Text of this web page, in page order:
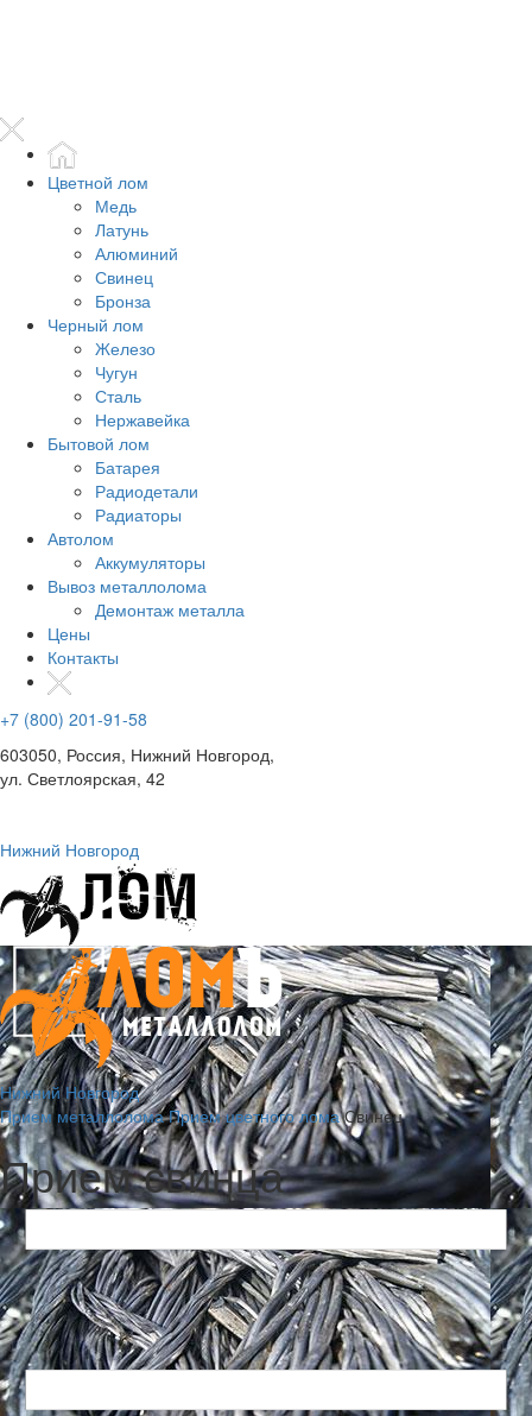
Цветной лом
Медь
Латунь
Алюминий
Свинец
Бронза
Черный лом
Железо
Чугун
Сталь
Нержавейка
Бытовой лом
Батарея
Радиодетали
Радиаторы
Автолом
Аккумуляторы
Вывоз металлолома
Демонтаж металла
Цены
Контакты
+7 (800) 201-91-58
603050, Россия, Нижний Новгород,
ул. Светлоярская, 42
Нижний Новгород
Нижний Новгород
Прием металлолома Прием цветного лома Свинец
Прием свинца